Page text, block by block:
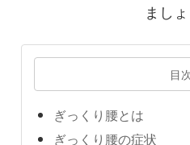
ましょ
目
ぎっくり腰とは
ぎっくり腰の症状